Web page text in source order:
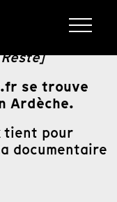
se trouve
Ardèche.
tient pour
documentaire